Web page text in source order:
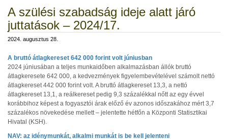
A szülési szabadság ideje alatt járó
juttatások – 2024/17.
2024. augusztus 28.
A bruttó átlagkereset 642 000 forint volt júniusban
2024 júniusában a teljes munkaidőben alkalmazásban állók bruttó
átlagkeresete 642 000, a kedvezmények figyelembevételével számolt nettó
átlagkereset 442 000 forint volt. A bruttó átlagkereset 13,3, a nettó
átlagkereset 13,1, a reálkereset pedig 9,3 százalékkal nőtt az egy évvel
korábbihoz képest a fogyasztói árak előző év azonos időszakához mért 3,7
százalékos növekedése mellett – jelentette hétfőn a Központi Statisztikai
Hivatal (KSH).
NAV: az idénymunkát, alkalmi munkát is be kell jelenteni